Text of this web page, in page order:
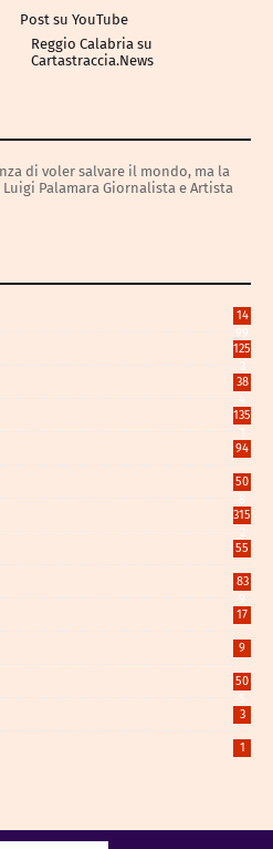
Post su YouTube
Reggio Calabria su
Cartastraccia.News
di voler salvare il mondo, ma la
Palamara Giornalista e Artista
14
99
125
3
38
4
135
1
94
50
8
315
2
55
83
9
17
9
50
5
3
1